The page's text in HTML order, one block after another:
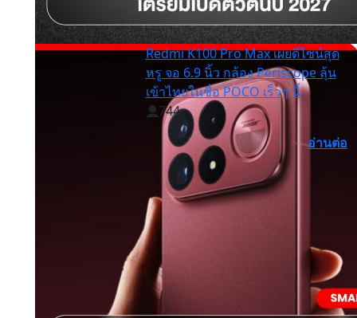
Redmi K100 Pro Max เผยดีไซน์สุด
หรู จอ 6.9 นิ้ว กล้อง Periscope ลุ้น
เข้าไทยในชื่อ POCO เร็วๆ นี้
744
อ่านต่อ